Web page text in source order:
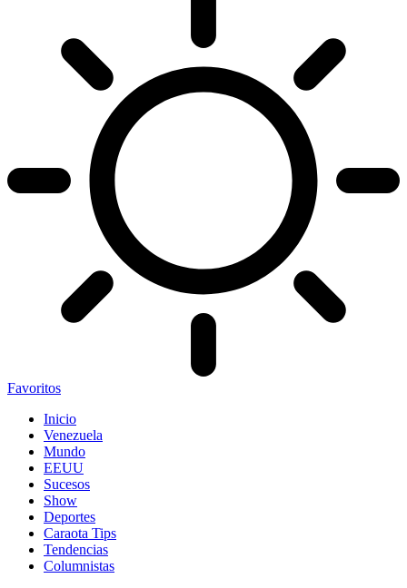
Favoritos
Inicio
Venezuela
Mundo
EEUU
Sucesos
Show
Deportes
Caraota Tips
Tendencias
Columnistas